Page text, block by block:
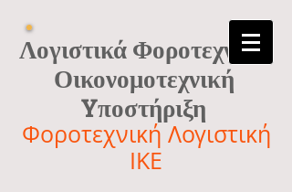
Λογιστικά Φοροτεχνικά
Οικονομοτεχνική
Yποστήριξη
Φοροτεχνική Λογιστική
ΙΚΕ